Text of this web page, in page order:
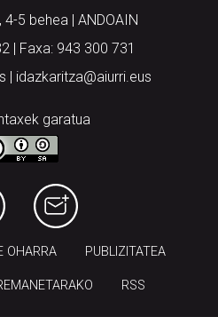
5 behea | ANDOAIN
| Faxa: 943 300 731
| idazkaritza@aiurri.eus
garatua
OHARRA PUBLIZITATEA
RSS